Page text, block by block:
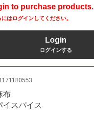
to purchase products.
はログインしてください。
Login
ログインする
布
スパイス